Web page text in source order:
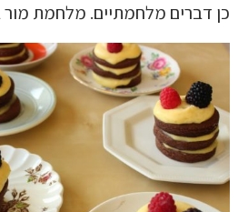
כן דברים מלחמתיים. מלחמת מור